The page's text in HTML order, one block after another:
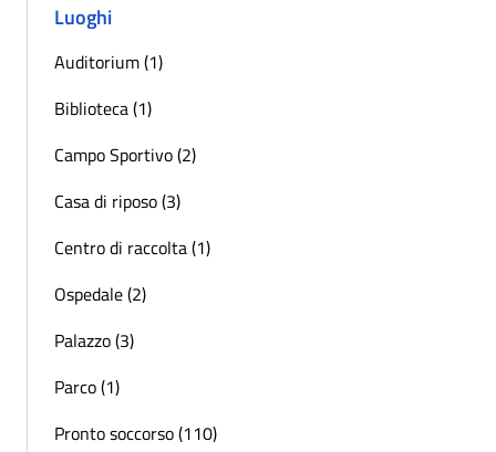
Luoghi
Auditorium (1)
Biblioteca (1)
Campo Sportivo (2)
Casa di riposo (3)
Centro di raccolta (1)
Ospedale (2)
Palazzo (3)
Parco (1)
Pronto soccorso (110)